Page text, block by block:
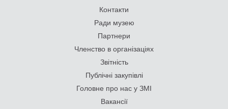
Контакти
Ради музею
Партнери
Членство в організаціях
Звітність
Публічні закупівлі
Головне про нас у ЗМІ
Вакансії